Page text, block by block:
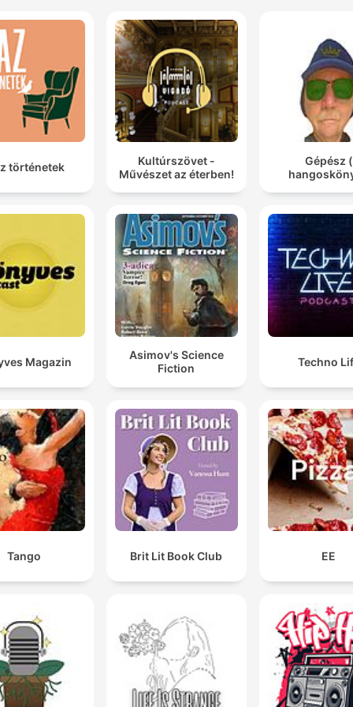
történetek
Kultúrszövet -
Művészet az éterben!
Gépész (
Magazin
Asimov's Science
Fiction
Techno
Tango Brit Lit Book Club EE